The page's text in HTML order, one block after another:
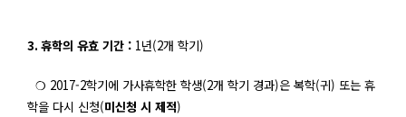
3. 휴학의 유효 기간 : 1년(2개 학기)
❍ 2017-2학기에 가사휴학한 학생(2개 학기 경과)은 복학(귀) 또는 휴
학을 다시 신청(미신청 시 제적)